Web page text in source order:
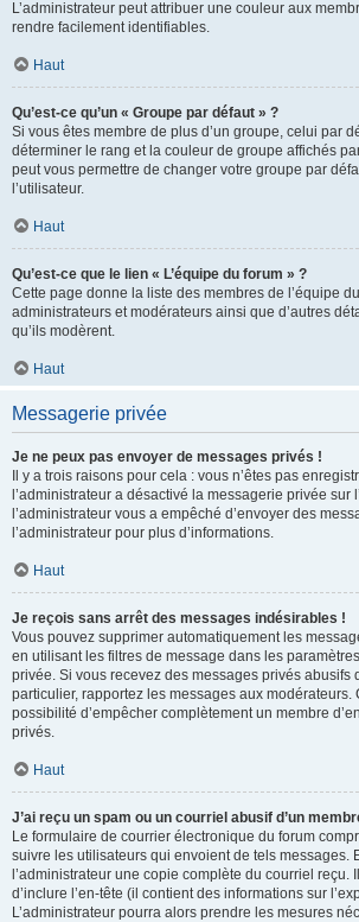
L’administrateur peut attribuer une couleur aux
rendre facilement identifiables.
Haut
Qu’est-ce qu’un « Groupe par défaut » ?
Si vous êtes membre de plus d’un groupe, celui par
déterminer le rang et la couleur de groupe affichés
peut vous permettre de changer votre groupe par
l’utilisateur.
Haut
Qu’est-ce que le lien « L’équipe du forum » ?
Cette page donne la liste des membres de l’équipe
administrateurs et modérateurs ainsi que d’autres
qu’ils modèrent.
Haut
Messagerie privée
Je ne peux pas envoyer de messages privés !
Il y a trois raisons pour cela : vous n’êtes pas
l’administrateur a désactivé la messagerie privée sur
l’administrateur vous a empêché d’envoyer des
l’administrateur pour plus d’informations.
Haut
Je reçois sans arrêt des messages indésirables !
Vous pouvez supprimer automatiquement les
en utilisant les filtres de message dans les
privée. Si vous recevez des messages privés abusifs
particulier, rapportez les messages aux modérateurs.
possibilité d’empêcher complètement un membre
privés.
Haut
J’ai reçu un spam ou un courriel abusif d’un
Le formulaire de courrier électronique du forum
suivre les utilisateurs qui envoient de tels messages.
l’administrateur une copie complète du courriel reçu.
d’inclure l’en-tête (il contient des informations sur
L’administrateur pourra alors prendre les mesures